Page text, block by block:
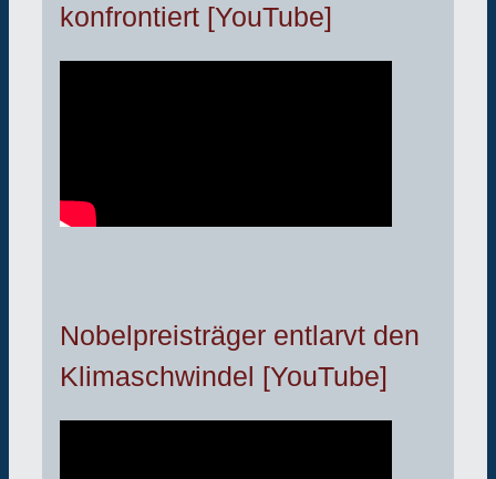
konfrontiert [YouTube]
Nobelpreisträger entlarvt den
Klimaschwindel [YouTube]